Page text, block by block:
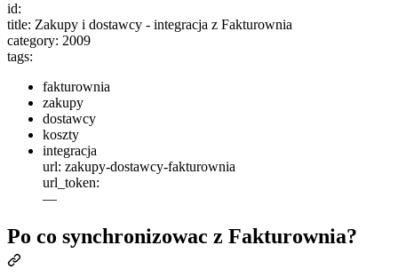
id:
title: Zakupy i dostawcy - integracja z Fakturownia
category: 2009
tags:
fakturownia
zakupy
dostawcy
koszty
integracja
url: zakupy-dostawcy-fakturownia
url_token:
—
Po co synchronizowac z Fakturownia?